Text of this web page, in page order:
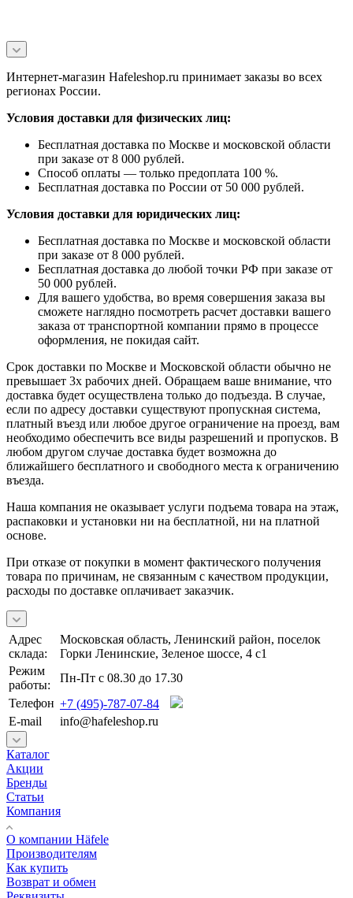
Интернет-магазин Hafeleshop.ru принимает заказы во всех
регионах России.
Условия доставки для физических лиц:
Бесплатная доставка по Москве и московской области
при заказе от 8 000 рублей.
Способ оплаты — только предоплата 100 %.
Бесплатная доставка по России от 50 000 рублей.
Условия доставки для юридических лиц:
Бесплатная доставка по Москве и московской области
при заказе от 8 000 рублей.
Бесплатная доставка до любой точки РФ при заказе от
50 000 рублей.
Для вашего удобства, во время совершения заказа вы
сможете наглядно посмотреть расчет доставки вашего
заказа от транспортной компании прямо в процессе
оформления, не покидая сайт.
Срок доставки по Москве и Московской области обычно не
превышает 3х рабочих дней. Обращаем ваше внимание, что
доставка будет осуществлена только до подъезда. В случае,
если по адресу доставки существуют пропускная система,
платный въезд или любое другое ограничение на проезд, вам
необходимо обеспечить все виды разрешений и пропусков. В
любом другом случае доставка будет возможна до
ближайшего бесплатного и свободного места к ограничению
въезда.
Наша компания не оказывает услуги подъема товара на этаж,
распаковки и установки ни на бесплатной, ни на платной
основе.
При отказе от покупки в момент фактического получения
товара по причинам, не связанным с качеством продукции,
расходы по доставке оплачивает заказчик.
Адрес
склада:
Московская область, Ленинский район, поселок
Горки Ленинские, Зеленое шоссе, 4 с1
Режим
работы:
Пн-Пт с 08.30 до 17.30
Телефон +7 (495)-787-07-84
E-mail
info@hafeleshop.ru
Каталог
Акции
Бренды
Статьи
Компания
О компании Häfele
Производителям
Как купить
Возврат и обмен